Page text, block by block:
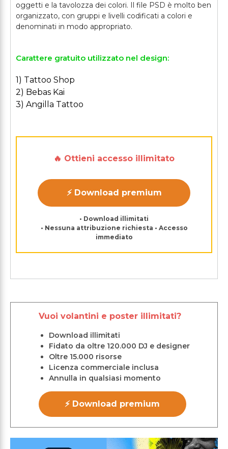
oggetti e la tavolozza dei colori. Il file PSD è molto ben
organizzato, con gruppi e livelli codificati a colori e
Carattere gratuito utilizzato nel design:
1) Tattoo Shop
2) Bebas Kai
3) Angilla Tattoo
🔥 Ottieni accesso illimitato
⚡ Download premium
• Download illimitati
• Nessuna attribuzione richiesta • Accesso
immediato
Vuoi volantini e poster illimitati?
Download illimitati
Fidato da oltre 120.000 DJ e designer
Oltre 15.000 risorse
Licenza commerciale inclusa
Annulla in qualsiasi momento
⚡ Download premium